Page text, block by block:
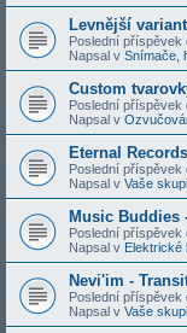
Levnější
Poslední příspěvek
Napsal v Snímače,
Custom
Poslední příspěvek
Napsal v
Eternal
Poslední příspěvek
Napsal v Vaše
Music Buddies
Poslední příspěvek
Napsal v Elektrické
Nevi'im -
Poslední příspěvek
Napsal v Vaše